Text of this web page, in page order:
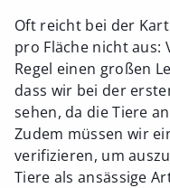
Oft reicht bei der
pro Fläche nicht aus:
Regel einen großen
dass wir bei der
sehen, da die Tiere
Zudem müssen wir
verifizieren, um
Tiere als ansässige